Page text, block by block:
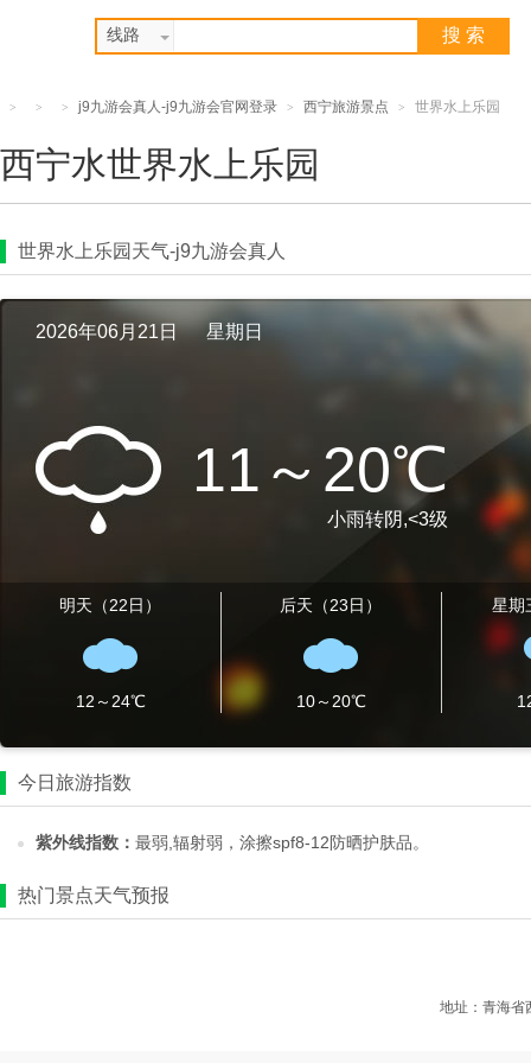
线路 搜 索
> > > j9九游会真人-j9九游会官网登录 > 西宁旅游景点 > 世界水上乐园
西宁水世界水上乐园
世界水上乐园天气-j9九游会真人
2026年06月21日 星期日
11～20℃
小雨转阴,<3级
明天（22日）
12～24℃
后天（23日）
10～20℃
星期
今日旅游指数
紫外线指数： 最弱,辐射弱，涂擦spf8-12防晒护肤品。
热门景点天气预报
地址：青海省